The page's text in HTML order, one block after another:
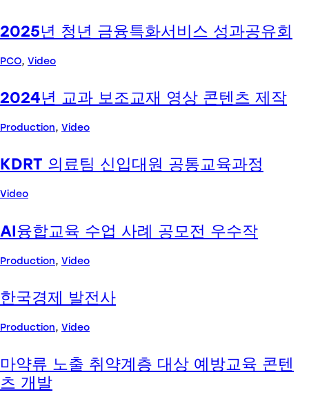
2025년 청년 금융특화서비스 성과공유회
PCO, Video
2024년 교과 보조교재 영상 콘텐츠 제작
Production, Video
KDRT 의료팀 신입대원 공통교육과정
Video
AI융합교육 수업 사례 공모전 우수작
Production, Video
한국경제 발전사
Production, Video
마약류 노출 취약계층 대상 예방교육 콘텐
츠 개발